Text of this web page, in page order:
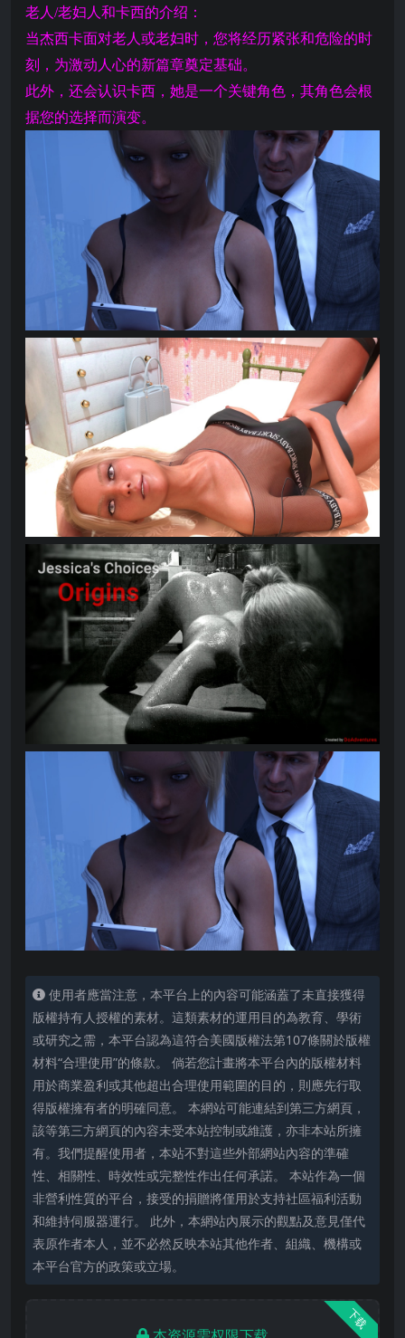
老人/老妇人和卡西的介绍：
当杰西卡面对老人或老妇时，您将经历紧张和危险的时
刻，为激动人心的新篇章奠定基础。
此外，还会认识卡西，她是一个关键角色，其角色会根
据您的选择而演变。
使用者應當注意，本平台上的內容可能涵蓋了未直接獲得
版權持有人授權的素材。這類素材的運用目的為教育、學術
或研究之需，本平台認為這符合美國版權法第107條關於版權
材料“合理使用”的條款。 倘若您計畫將本平台內的版權材料
用於商業盈利或其他超出合理使用範圍的目的，則應先行取
得版權擁有者的明確同意。 本網站可能連結到第三方網頁，
該等第三方網頁的內容未受本站控制或維護，亦非本站所擁
有。我們提醒使用者，本站不對這些外部網站內容的準確
性、相關性、時效性或完整性作出任何承諾。 本站作為一個
非營利性質的平台，接受的捐贈將僅用於支持社區福利活動
和維持伺服器運行。 此外，本網站內展示的觀點及意見僅代
表原作者本人，並不必然反映本站其他作者、組織、機構或
本平台官方的政策或立場。
下载